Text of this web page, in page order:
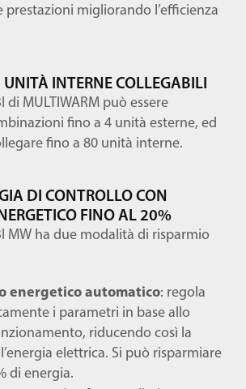
prestazioni migliorando l’efficienza
INTERNE COLLEGABILI
di MULTIWARM può essere
fino a 4 unità esterne, ed
fino a 80 unità interne.
DI CONTROLLO CON
FINO AL 20%
MW ha due modalità di risparmio
energetico automatico: regola
i parametri in base allo
riducendo così la
elettrica. Si può risparmiare
di energia.